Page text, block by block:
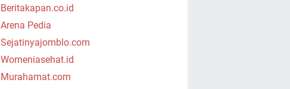
Beritakapan.co.id
Arena Pedia
Sejatinyajomblo.com
Womeniasehat.id
Murahamat.com